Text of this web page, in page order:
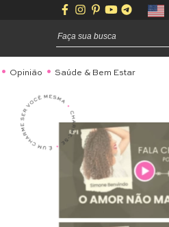
Opinião Saúde & Bem Estar